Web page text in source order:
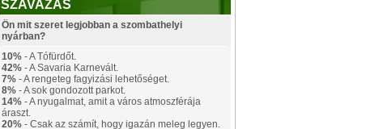
SZAVAZÁS
Ön mit szeret legjobban a szombathelyi
nyárban?
10% - A Tófürdőt.
42% - A Savaria Karnevált.
7% - A rengeteg fagyizási lehetőséget.
8% - A sok gondozott parkot.
14% - A nyugalmat, amit a város atmoszférája
áraszt.
20% - Csak az számít, hogy igazán meleg legyen.